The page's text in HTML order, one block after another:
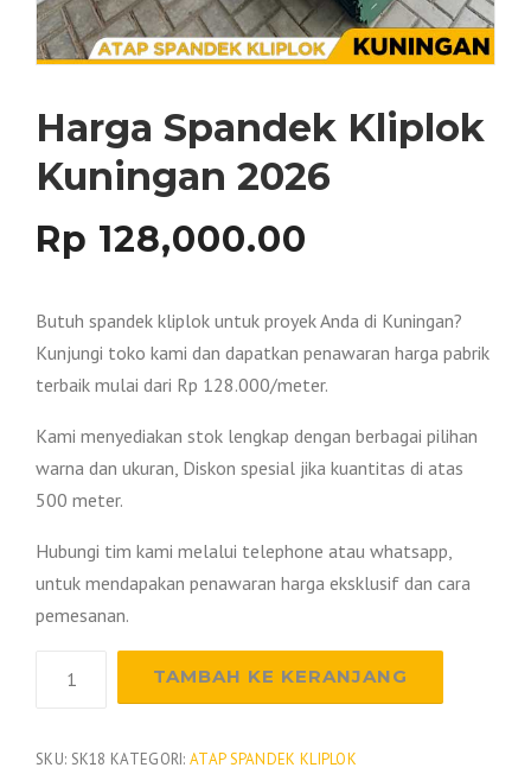
Harga Spandek Kliplok
Kuningan 2026
Rp 128,000.00
Butuh spandek kliplok untuk proyek Anda di Kuningan?
Kunjungi toko kami dan dapatkan penawaran harga pabrik
terbaik mulai dari Rp 128.000/meter.
Kami menyediakan stok lengkap dengan berbagai pilihan
warna dan ukuran, Diskon spesial jika kuantitas di atas
500 meter.
Hubungi tim kami melalui telephone atau whatsapp,
untuk mendapakan penawaran harga eksklusif dan cara
pemesanan.
Kliplok
TAMBAH KE KERANJANG
SKU: SK18 KATEGORI:ATAP SPANDEK KLIPLOK